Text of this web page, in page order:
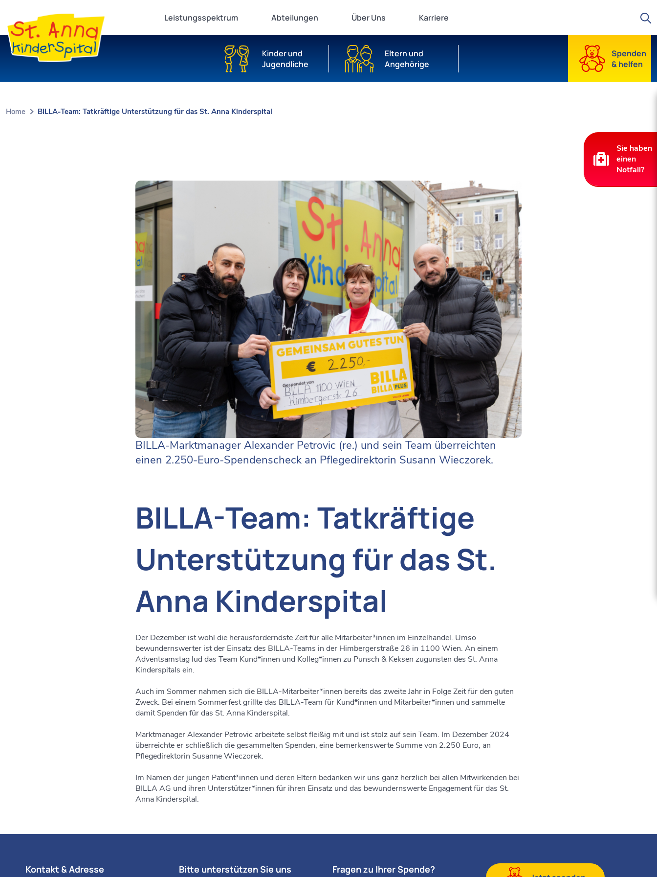
Sie haben
einen
Notfall?
Spenden
& helfen
Leistungsspektrum Abteilungen Über Uns Karriere
Kinder und
Jugendliche
Eltern und
Angehörige
Home BILLA-Team: Tatkräftige Unterstützung für das St. Anna Kinderspital
BILLA-Marktmanager Alexander Petrovic (re.) und sein Team überreichten
einen 2.250-Euro-Spendenscheck an Pflegedirektorin Susann Wieczorek.
BILLA-Team: Tatkräftige
Unterstützung für das St.
Anna Kinderspital
Der Dezember ist wohl die herausforderndste Zeit für alle Mitarbeiter*innen im Einzelhandel. Umso
bewundernswerter ist der Einsatz des BILLA-Teams in der Himbergerstraße 26 in 1100 Wien. An einem
Adventsamstag lud das Team Kund*innen und Kolleg*innen zu Punsch & Keksen zugunsten des St. Anna
Kinderspitals ein.
Auch im Sommer nahmen sich die BILLA-Mitarbeiter*innen bereits das zweite Jahr in Folge Zeit für den guten
Zweck. Bei einem Sommerfest grillte das BILLA-Team für Kund*innen und Mitarbeiter*innen und sammelte
damit Spenden für das St. Anna Kinderspital.
Marktmanager Alexander Petrovic arbeitete selbst fleißig mit und ist stolz auf sein Team. Im Dezember 2024
überreichte er schließlich die gesammelten Spenden, eine bemerkenswerte Summe von 2.250 Euro, an
Pflegedirektorin Susanne Wieczorek.
Im Namen der jungen Patient*innen und deren Eltern bedanken wir uns ganz herzlich bei allen Mitwirkenden bei
BILLA AG und ihren Unterstützer*innen für ihren Einsatz und das bewundernswerte Engagement für das St.
Anna Kinderspital.
Kontakt & Adresse Bitte unterstützen Sie uns Fragen zu Ihrer Spende?